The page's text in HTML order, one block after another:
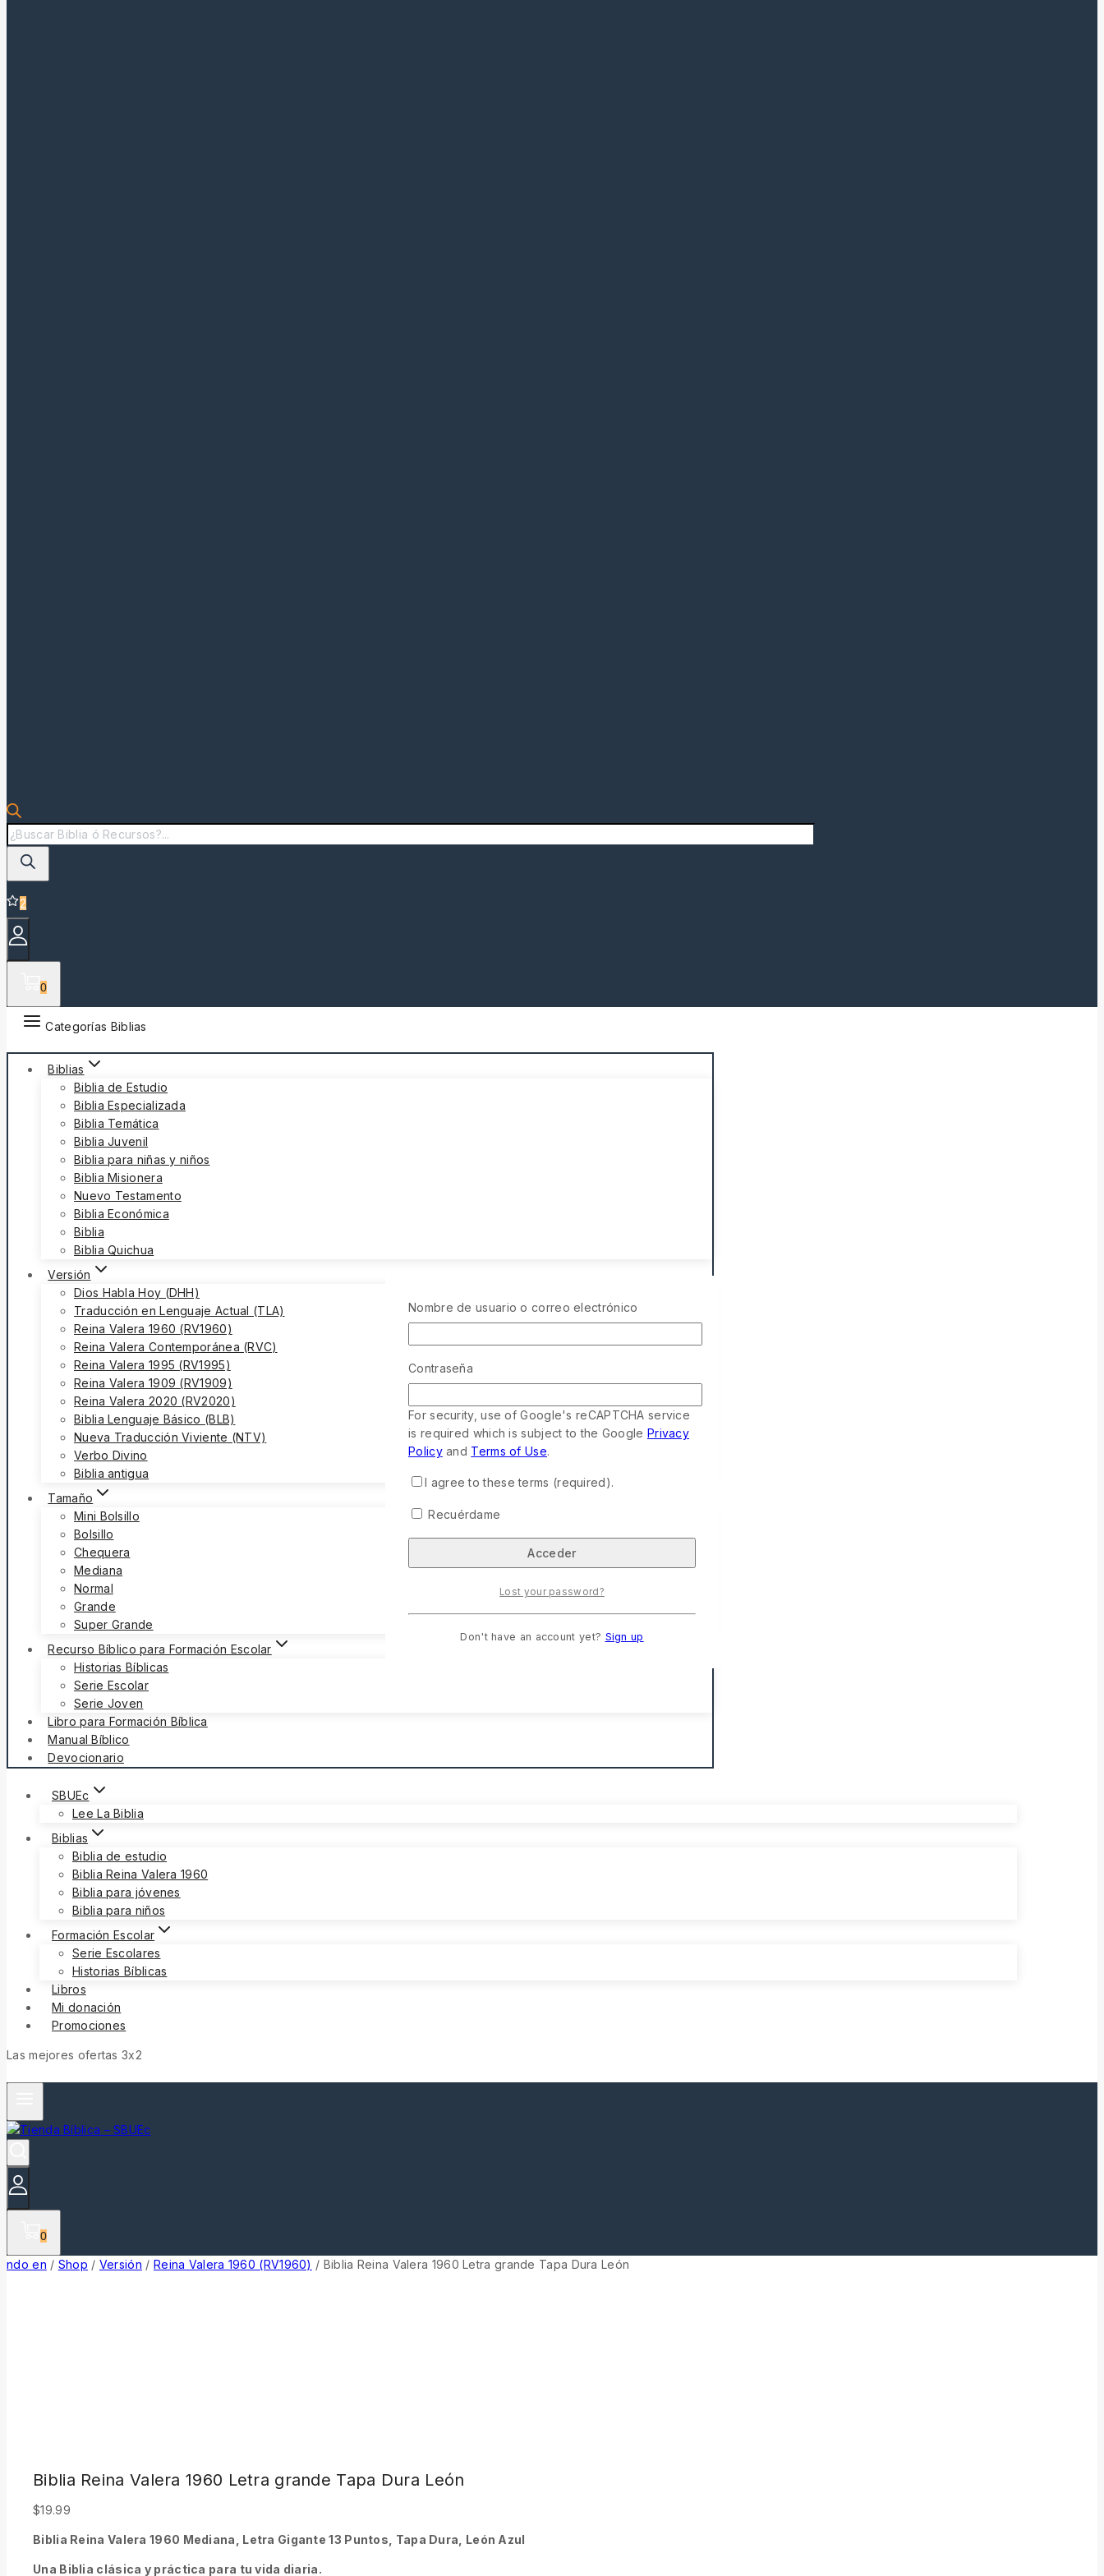
Búsqueda
de
productos
2
0
Categorías Biblias
Biblias
Biblia de Estudio
Biblia Especializada
Biblia Temática
Biblia Juvenil
Biblia para niñas y niños
Biblia Misionera
Nuevo Testamento
Biblia Económica
Biblia
Biblia Quichua
Versión
Dios Habla Hoy (DHH)
Traducción en Lenguaje Actual (TLA)
Reina Valera 1960 (RV1960)
Reina Valera Contemporánea (RVC)
Reina Valera 1995 (RV1995)
Reina Valera 1909 (RV1909)
Reina Valera 2020 (RV2020)
Biblia Lenguaje Básico (BLB)
Nueva Traducción Viviente (NTV)
Verbo Divino
Biblia antigua
Tamaño
Mini Bolsillo
Bolsillo
Chequera
Mediana
Normal
Grande
Super Grande
Recurso Bíblico para Formación Escolar
Historias Bíblicas
Serie Escolar
Serie Joven
Libro para Formación Bíblica
Manual Bíblico
Devocionario
SBUEc
Lee La Biblia
Biblias
Biblia de estudio
Biblia Reina Valera 1960
Biblia para jóvenes
Biblia para niños
Formación Escolar
Serie Escolares
Historias Bíblicas
Libros
Mi donación
Promociones
Las mejores ofertas 3x2
0
ndo en / Shop / Versión / Reina Valera 1960 (RV1960) / Biblia Reina Valera 1960 Letra grande Tapa Dura León
Biblia Reina Valera 1960 Letra grande Tapa Dura León
$19.99
Biblia Reina Valera 1960 Mediana, Letra Gigante 13 Puntos, Tapa Dura, León Azul
Una Biblia clásica y práctica para tu vida diaria.
Nombre de usuario o correo electrónico
Contraseña
For security, use of Google's reCAPTCHA service
is required which is subject to the Google Privacy
Policyand Terms of Use.
I agree to these terms (required).
Recuérdame
Lost your password?
Don't have an account yet? Sign up